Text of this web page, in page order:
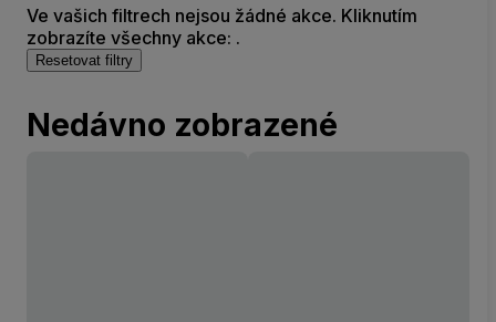
Ve vašich filtrech nejsou žádné akce. Kliknutím
zobrazíte všechny akce: .
Resetovat filtry
Nedávno zobrazené